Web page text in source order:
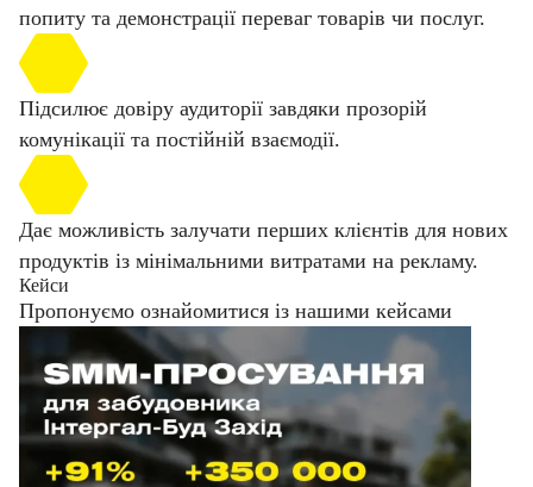
попиту та демонстрації переваг товарів чи послуг.
Підсилює довіру аудиторії завдяки прозорій
комунікації та постійній взаємодії.
Дає можливість залучати перших клієнтів для нових
продуктів із мінімальними витратами на рекламу.
Кейси
Пропонуємо ознайомитися із нашими кейсами